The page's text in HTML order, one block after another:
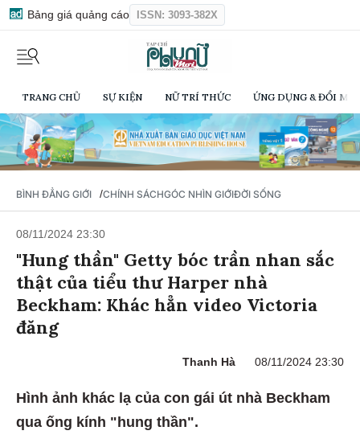
Bảng giá quảng cáo ISSN: 3093-382X
TRANG CHỦ SỰ KIỆN NỮ TRÍ THỨC ỨNG DỤNG & ĐỔI
BÌNH ĐẲNG GIỚI /CHÍNH SÁCHGÓC NHÌN GIỚIĐỜI SỐNG
08/11/2024 23:30
"Hung thần" Getty bóc trần nhan sắc
thật của tiểu thư Harper nhà
Beckham: Khác hẳn video Victoria
đăng
Thanh Hà 08/11/2024 23:30
Hình ảnh khác lạ của con gái út nhà Beckham
qua ống kính "hung thần".